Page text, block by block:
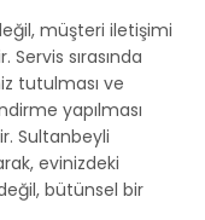
müşteri iletişimi
sırasında
tutulması ve
yapılması
Sultanbeyli
evinizdeki
bütünsel bir